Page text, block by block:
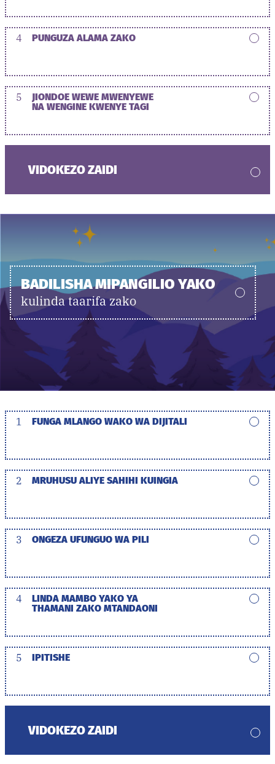
4 PUNGUZA ALAMA ZAKO
5
JIONDOE WEWE MWENYEWE
NA WENGINE KWENYE TAGI
VIDOKEZO ZAIDI
BADILISHA MIPANGILIO YAKO
kulinda taarifa zako
1 FUNGA MLANGO WAKO WA DIJITALI
2 MRUHUSU ALIYE SAHIHI KUINGIA
3 ONGEZA UFUNGUO WA PILI
4
LINDA MAMBO YAKO YA
THAMANI ZAKO MTANDAONI
5 IPITISHE
VIDOKEZO ZAIDI